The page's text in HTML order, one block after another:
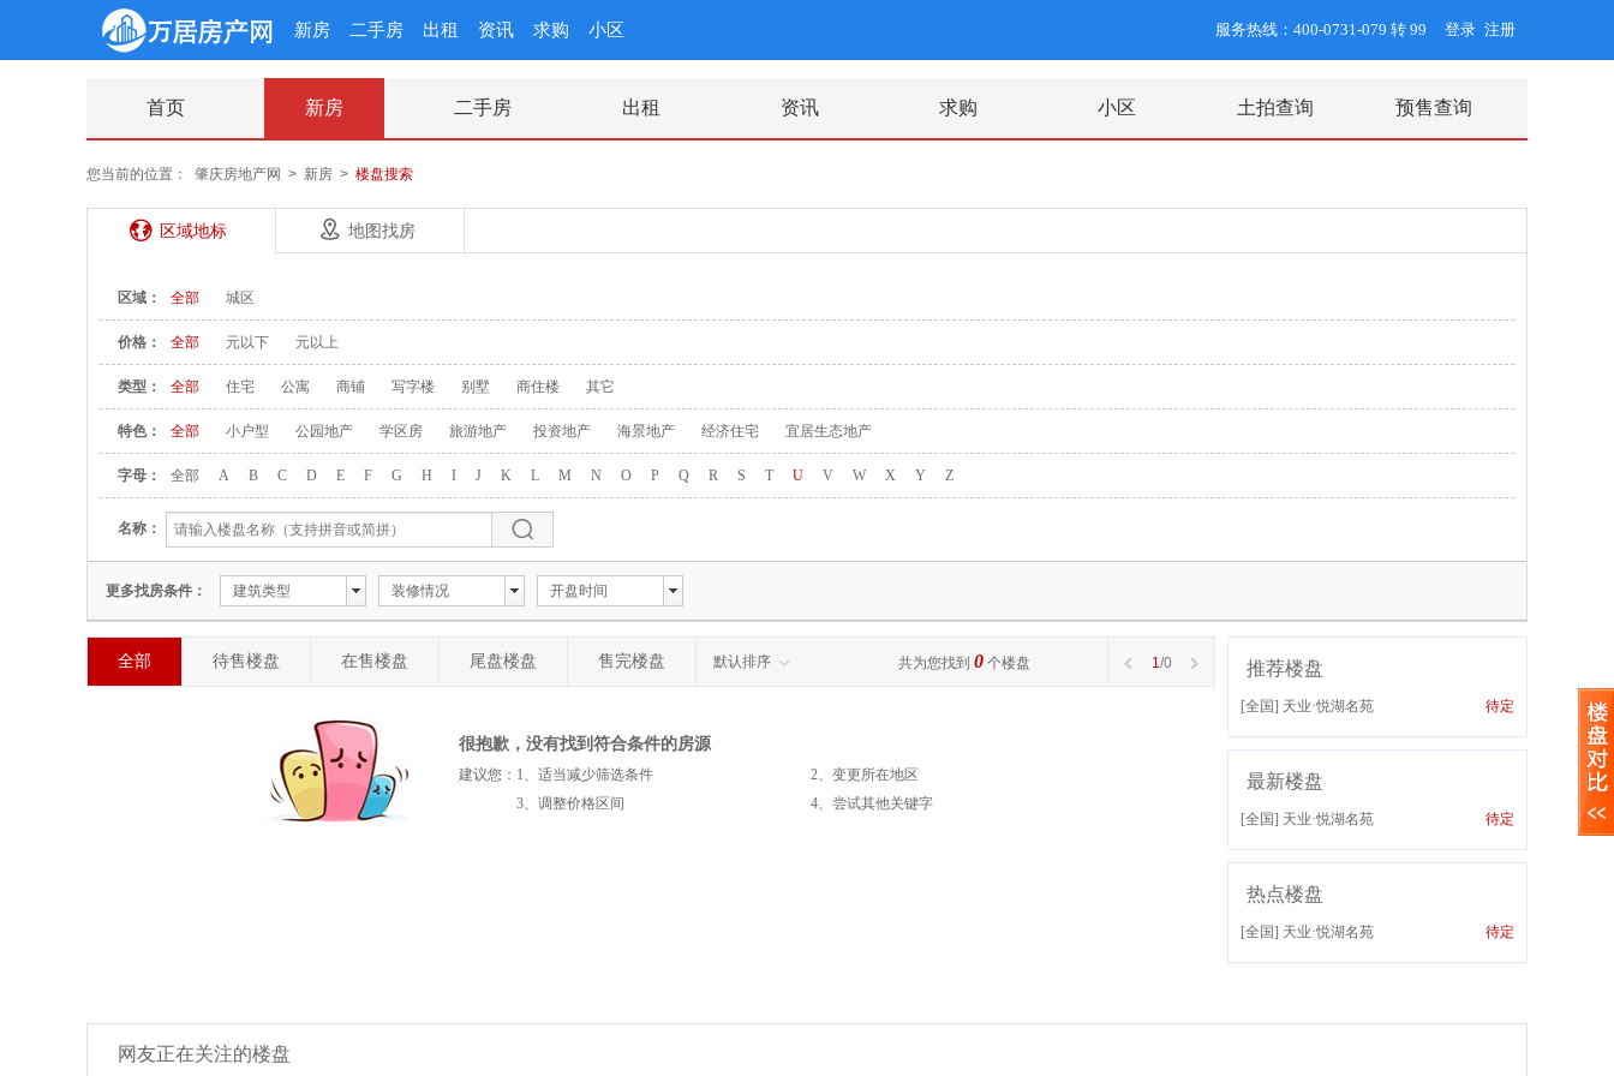
新房 二手房 出租 资讯 求购 小区 服务热线：400-0731-079 转 99 登录 /
注册
首页 新房 二手房 出租 资讯 求购 小区 土拍查询 预售查询
您当前的位置： 肇庆房地产网 > 新房 > 楼盘搜索
区域地标 地图找房
区域： 全部 城区
价格： 全部 元以下 元以上
类型： 全部 住宅 公寓 商铺 写字楼 别墅 商住楼 其它
特色： 全部 小户型 公园地产 学区房 旅游地产 投资地产 海景地产 经济住宅 宜居生态地产
字母： 全部 A B C D E F G H I J K L M N O P Q R S T U V W X Y Z
名称：
更多找房条件： 建筑类型 装修情况 开盘时间
全部 待售楼盘 在售楼盘 尾盘楼盘 售完楼盘 默认排序 共为您找到 0 个楼盘 1/0
很抱歉，没有找到符合条件的房源
建议您：1、适当减少筛选条件
2、变更所在地区
3、调整价格区间
4、尝试其他关键字
推荐楼盘
待定
[全国] 天业·悦湖名苑
最新楼盘
待定
[全国] 天业·悦湖名苑
热点楼盘
待定
[全国] 天业·悦湖名苑
网友正在关注的楼盘